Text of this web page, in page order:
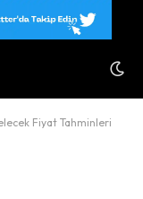
Fiyat Tahminleri